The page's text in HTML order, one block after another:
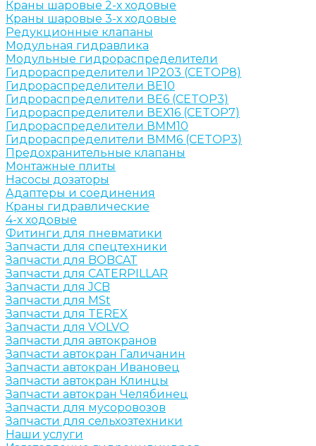
Краны шаровые 2-х ходовые
Краны шаровые 3-х ходовые
Редукционные клапаны
Модульная гидравлика
Модульные гидрораспределители
Гидрораспределители 1Р203 (CETOP8)
Гидрораспределители ВЕ10
Гидрораспределители ВЕ6 (CETOP3)
Гидрораспределители ВЕХ16 (CETOP7)
Гидрораспределители ВММ10
Гидрораспределители ВММ6 (CETOP3)
Предохранительные клапаны
Монтажные плиты
Насосы дозаторы
Адаптеры и соединения
Краны гидравлические
4-х ходовые
Фитинги для пневматики
Запчасти для спецтехники
Запчасти для BOBCAT
Запчасти для CATERPILLAR
Запчасти для JCB
Запчасти для MSt
Запчасти для TEREX
Запчасти для VOLVO
Запчасти для автокранов
Запчасти автокран Галичанин
Запчасти автокран Ивановец
Запчасти автокран Клинцы
Запчасти автокран Челябинец
Запчасти для мусоровозов
Запчасти для сельхозтехники
Наши услуги